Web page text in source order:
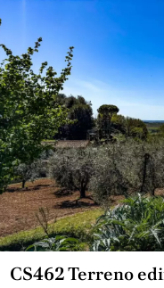
CS462 Terreno